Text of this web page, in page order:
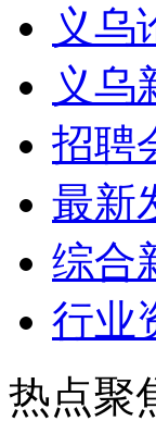
义乌
义乌
招聘
最新
综合
行业
热点聚